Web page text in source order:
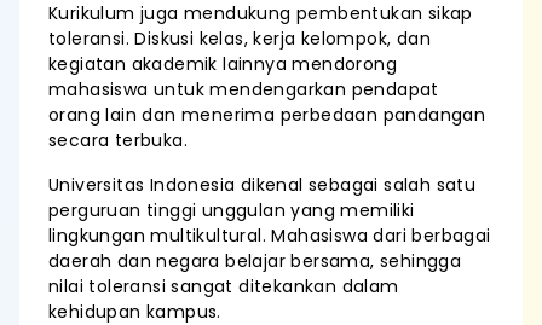
Kurikulum juga mendukung pembentukan sikap
toleransi. Diskusi kelas, kerja kelompok, dan
kegiatan akademik lainnya mendorong
mahasiswa untuk mendengarkan pendapat
orang lain dan menerima perbedaan pandangan
secara terbuka.
Universitas Indonesia dikenal sebagai salah satu
perguruan tinggi unggulan yang memiliki
lingkungan multikultural. Mahasiswa dari berbagai
daerah dan negara belajar bersama, sehingga
nilai toleransi sangat ditekankan dalam
kehidupan kampus.